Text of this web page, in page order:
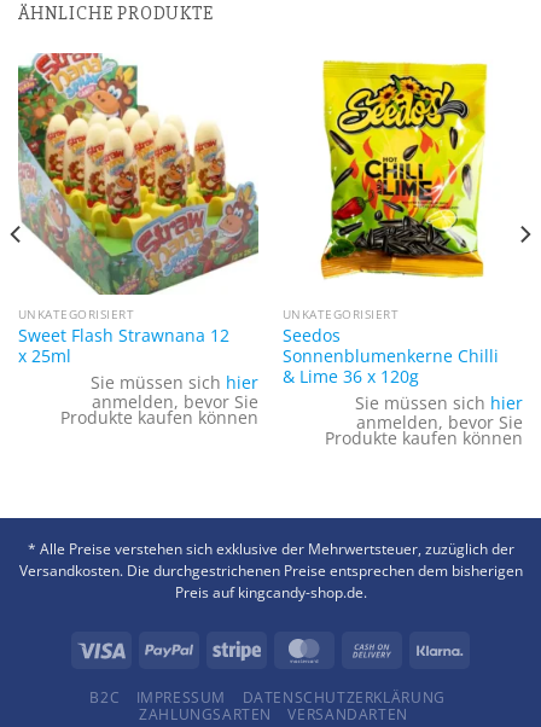
ÄHNLICHE PRODUKTE
UNKATEGORISIERT
Sweet Flash Strawnana 12
x 25ml
Sie müssen sich hier
anmelden, bevor Sie
Produkte kaufen können
UNKATEGORISIERT
Seedos
Sonnenblumenkerne Chilli
& Lime 36 x 120g
Sie müssen sich hier
anmelden, bevor Sie
Produkte kaufen können
* Alle Preise verstehen sich exklusive der Mehrwertsteuer, zuzüglich der
Versandkosten. Die durchgestrichenen Preise entsprechen dem bisherigen
Preis auf kingcandy-shop.de.
B2C IMPRESSUM
DATENSCHUTZERKLÄRUNG
ZAHLUNGSARTEN
VERSANDARTEN